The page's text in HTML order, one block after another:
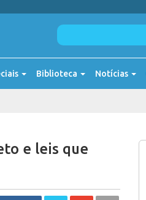
Biblioteca Notícias
e leis que